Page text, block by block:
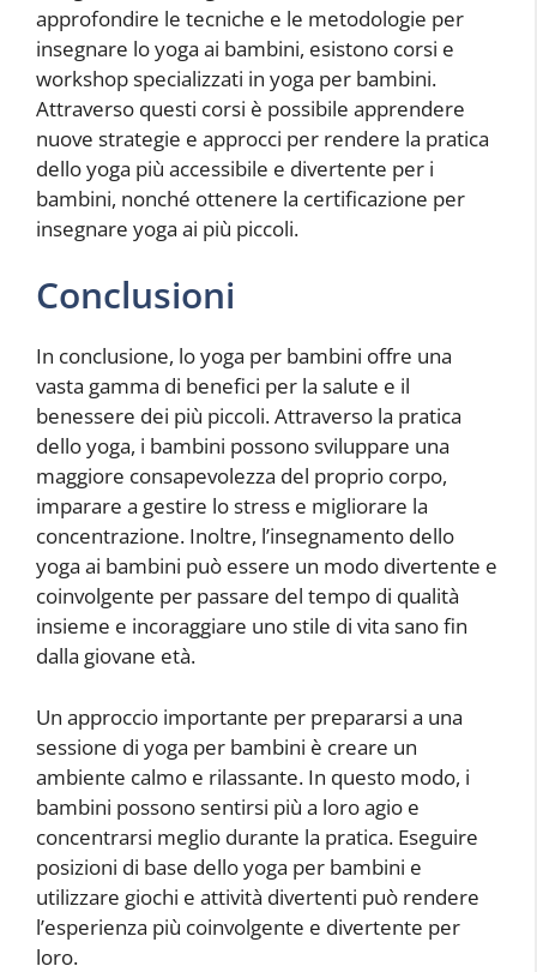
approfondire le tecniche e le metodologie per
insegnare lo yoga ai bambini, esistono corsi e
workshop specializzati in yoga per bambini.
Attraverso questi corsi è possibile apprendere
nuove strategie e approcci per rendere la pratica
dello yoga più accessibile e divertente per i
bambini, nonché ottenere la certificazione per
insegnare yoga ai più piccoli.
Conclusioni
In conclusione, lo yoga per bambini offre una
vasta gamma di benefici per la salute e il
benessere dei più piccoli. Attraverso la pratica
dello yoga, i bambini possono sviluppare una
maggiore consapevolezza del proprio corpo,
imparare a gestire lo stress e migliorare la
concentrazione. Inoltre, l’insegnamento dello
yoga ai bambini può essere un modo divertente e
coinvolgente per passare del tempo di qualità
insieme e incoraggiare uno stile di vita sano fin
dalla giovane età.
Un approccio importante per prepararsi a una
sessione di yoga per bambini è creare un
ambiente calmo e rilassante. In questo modo, i
bambini possono sentirsi più a loro agio e
concentrarsi meglio durante la pratica. Eseguire
posizioni di base dello yoga per bambini e
utilizzare giochi e attività divertenti può rendere
l’esperienza più coinvolgente e divertente per
loro.